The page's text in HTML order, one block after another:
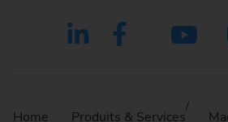
Home Produits & Services